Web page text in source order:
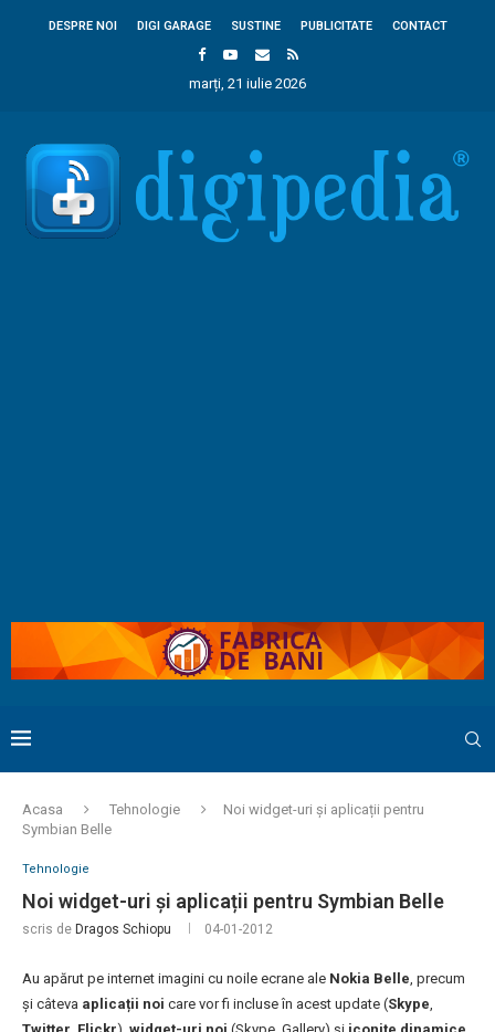
DESPRE NOI DIGI GARAGE SUSTINE PUBLICITATE CONTACT
marți, 21 iulie 2026
Acasa Tehnologie
Noi widget-uri și aplicații pentru
Symbian Belle
Tehnologie
Noi widget-uri și aplicații pentru Symbian Belle
scris de Dragos Schiopu 04-01-2012
Au apărut pe internet imagini cu noile ecrane ale Nokia Belle, precum
și câteva aplicații noi care vor fi incluse în acest update (Skype,